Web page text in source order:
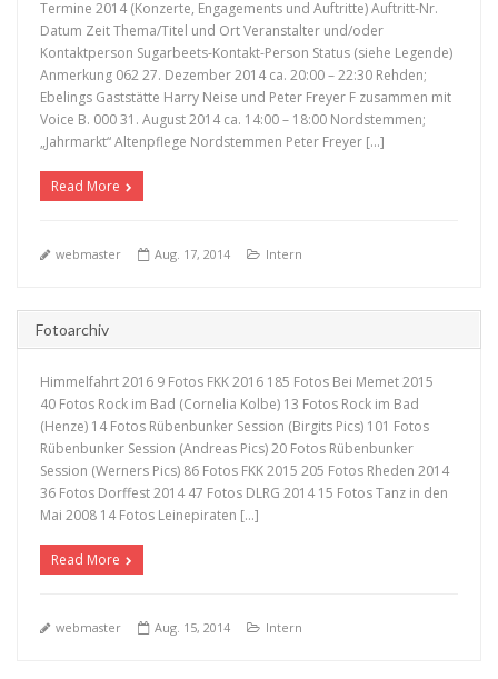
+
Termine 2014 (Konzerte, Engagements und Auftritte) Auftritt-Nr.
Datum Zeit Thema/Titel und Ort Veranstalter und/oder
Kontaktperson Sugarbeets-Kontakt-Person Status (siehe Legende)
Anmerkung 062 27. Dezember 2014 ca. 20:00 – 22:30 Rehden;
Ebelings Gaststätte Harry Neise und Peter Freyer F zusammen mit
Voice B. 000 31. August 2014 ca. 14:00 – 18:00 Nordstemmen;
„Jahrmarkt“ Altenpflege Nordstemmen Peter Freyer […]
Read More
webmaster Aug. 17, 2014 Intern
Fotoarchiv
+
Himmelfahrt 2016 9 Fotos FKK 2016 185 Fotos Bei Memet 2015
40 Fotos Rock im Bad (Cornelia Kolbe) 13 Fotos Rock im Bad
(Henze) 14 Fotos Rübenbunker Session (Birgits Pics) 101 Fotos
Rübenbunker Session (Andreas Pics) 20 Fotos Rübenbunker
Session (Werners Pics) 86 Fotos FKK 2015 205 Fotos Rheden 2014
36 Fotos Dorffest 2014 47 Fotos DLRG 2014 15 Fotos Tanz in den
Mai 2008 14 Fotos Leinepiraten […]
Read More
webmaster Aug. 15, 2014 Intern